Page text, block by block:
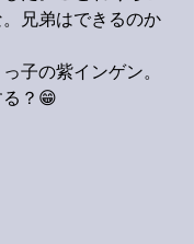
兄弟はできるのか
子の紫インゲン。
？😁